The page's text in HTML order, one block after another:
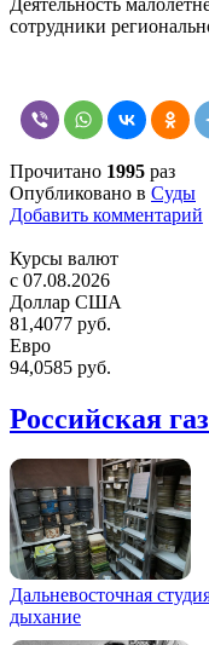
сотрудники
Прочитано 1995 раз
Опубликовано в Суды
Добавить комментарий
Курсы валют
c 07.08.2026
Доллар США
81,4077 руб.
Евро
94,0585 руб.
Российская
Дальневосточная
дыхание